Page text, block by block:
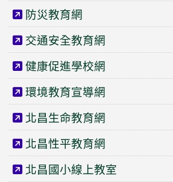
防災教育網
交通安全教育網
健康促進學校網
環境教育宣導網
北昌生命教育網
北昌性平教育網
北昌國小線上教室